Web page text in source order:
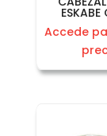
Accede